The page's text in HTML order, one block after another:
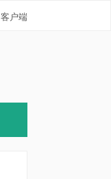
客户端